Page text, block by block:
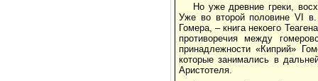
Но уже древние греки,
Уже во второй половине VI
Гомера, – книга некоего
противоречия между
принадлежности «Киприй»
которые занимались в
Аристотеля.